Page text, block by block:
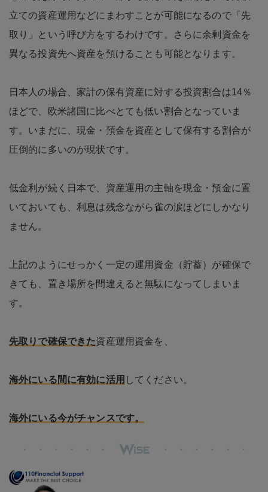
立ての資産運用などにまわすことが可能になるので「先
取り」という呼び方をするわけです。さらに余剰資金を
異なる投資先へ資産を預けることも可能となります。
日本人の場合、家計の保有資産に対する投資割合は14％
ほどで、欧米諸国に比べとても低い割合となっていま
す。いまだに、現金・預金を資産として保有する割合が
圧倒的に多いのが現状です。
低金利が続く日本で、資産運用の主軸を現金・預金に置
いておいても、利息は残念ながら雀の涙ほどにしかなり
ません。
上記のようにせっかく一定の運用資金（貯蓄）が確保で
きても、置き場所を間違えると無駄になってしまいま
す。
先取りで確保できた資産運用資金を、
海外にいる間に有効に活用 してください。
海外にいる今がチャンスです。